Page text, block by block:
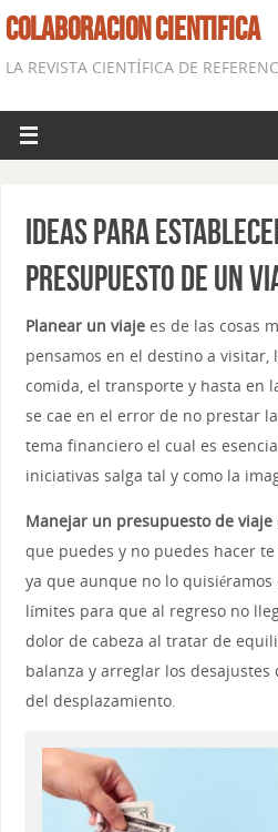
COLABORACION CIENTIFICA
LA REVISTA CIENTÍFICA DE
Ideas para
presupuesto de un
Planear un viajees de las cosas
pensamos en el destino a visitar,
comida, el transporte y hasta en
se cae en el error de no prestar
tema financiero el cual es
iniciativas salga tal y como la
Manejar un presupuesto de viaje
que puedes y no puedes hacer
ya que aunque no lo
límites para que al regreso no
dolor de cabeza al tratar de
balanza y arreglar los desajustes
del desplazamiento.